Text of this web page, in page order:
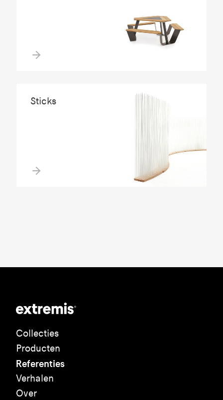
Sticks
Collecties
Producten
Referenties
Verhalen
Over